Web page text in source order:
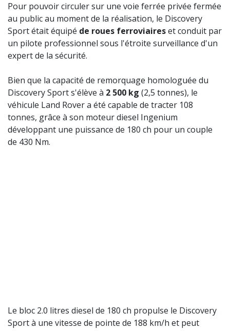
Pour pouvoir circuler sur une voie ferrée privée fermée
au public au moment de la réalisation, le Discovery
Sport était équipé de roues ferroviaireset conduit par
un pilote professionnel sous l'étroite surveillance d'un
expert de la sécurité.
Bien que la capacité de remorquage homologuée du
Discovery Sport s'élève à 2 500 kg (2,5 tonnes), le
véhicule Land Rover a été capable de tracter 108
tonnes, grâce à son moteur diesel Ingenium
développant une puissance de 180 ch pour un couple
de 430 Nm.
Le bloc 2.0 litres diesel de 180 ch propulse le Discovery
Sport à une vitesse de pointe de 188 km/h et peut